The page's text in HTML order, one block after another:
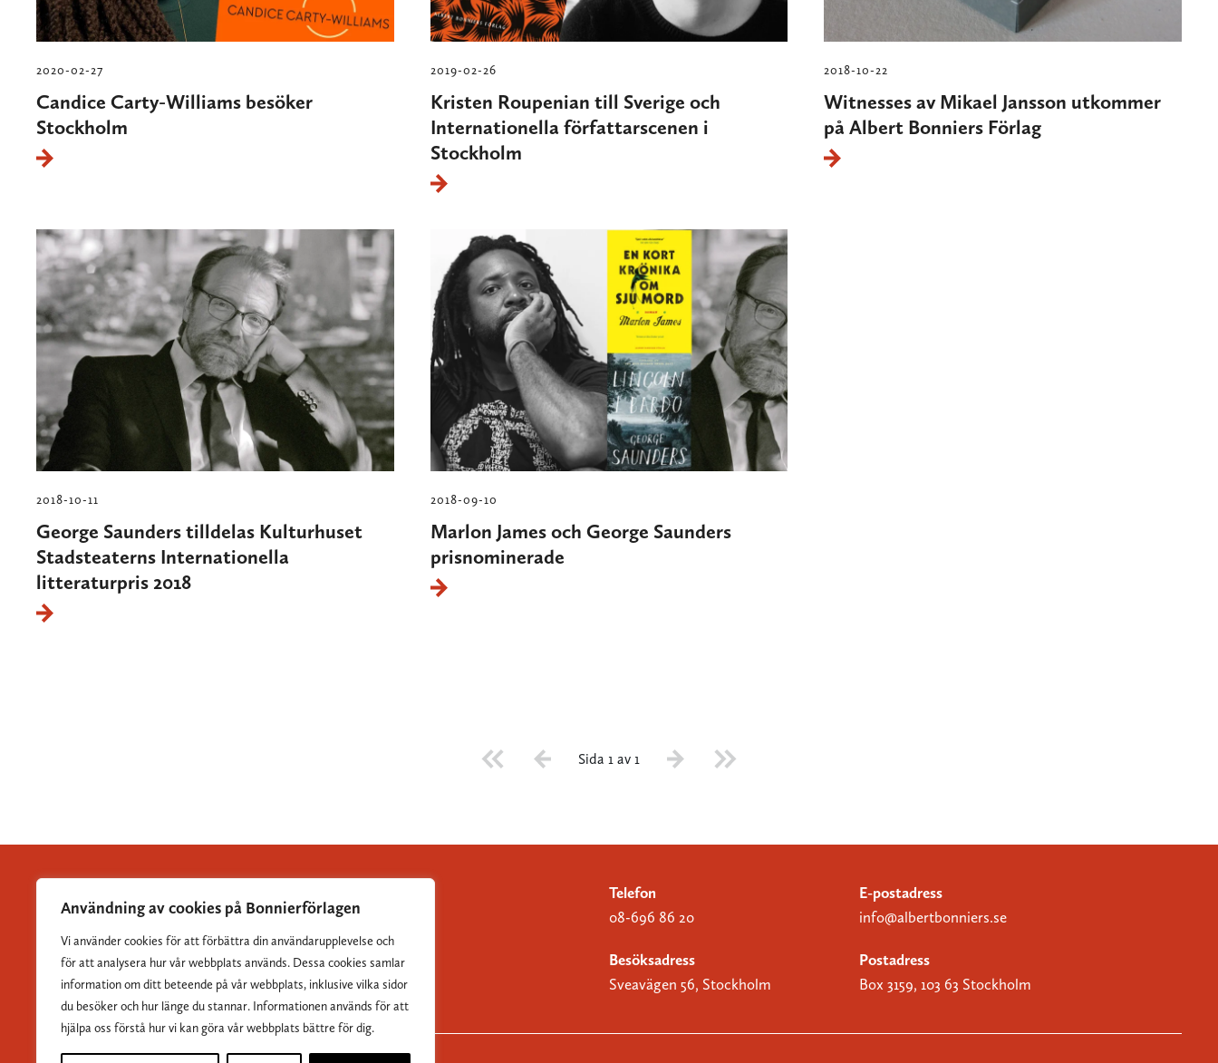
Användning av cookies på Bonnierförlagen
Vi använder cookies för att förbättra din användarupplevelse och
för att analysera hur vår webbplats används. Dessa cookies samlar
information om ditt beteende på vår webbplats, inklusive vilka sidor
du besöker och hur länge du stannar. Informationen används för att
hjälpa oss förstå hur vi kan göra vår webbplats bättre för dig.
2020-02-27
Candice Carty-Williams besöker
Stockholm
2019-02-26
Kristen Roupenian till Sverige och
Internationella författarscenen i
Stockholm
2018-10-22
Witnesses av Mikael Jansson utkommer
på Albert Bonniers Förlag
2018-10-11
George Saunders tilldelas Kulturhuset
Stadsteaterns Internationella
litteraturpris 2018
2018-09-10
Marlon James och George Saunders
prisnominerade
Sida 1 av 1
Albert Bonniers Förlag grundades 1837 och är Sveriges
största skönlitterära förlag.
Telefon
08-696 86 20
E-postadress
info@albertbonniers.se
Besöksadress
Sveavägen 56, Stockholm
Postadress
Box 3159, 103 63 Stockholm